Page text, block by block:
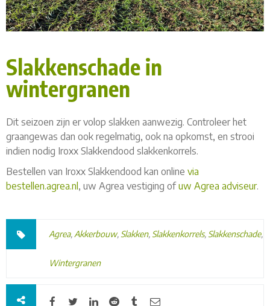
Slakkenschade in
wintergranen
Dit seizoen zijn er volop slakken aanwezig. Controleer het
graangewas dan ook regelmatig, ook na opkomst, en strooi
indien nodig Iroxx Slakkendood slakkenkorrels.
Bestellen van Iroxx Slakkendood kan online via
bestellen.agrea.nl , uw Agrea vestiging ofuw Agrea adviseur.
Agrea, Akkerbouw, Slakken, Slakkenkorrels, Slakkenschade,
Wintergranen